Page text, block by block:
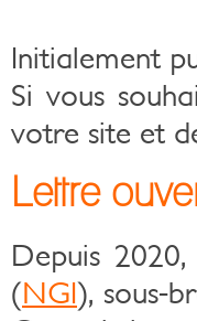
Initialement
Si vous
votre site et
Lettre
Depuis
(NGI), sous-